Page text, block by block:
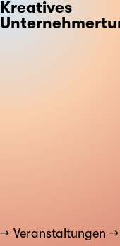
Kreatives
Veranstaltungen